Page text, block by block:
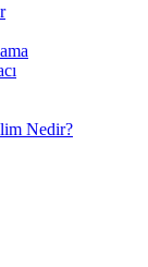
Nedir?